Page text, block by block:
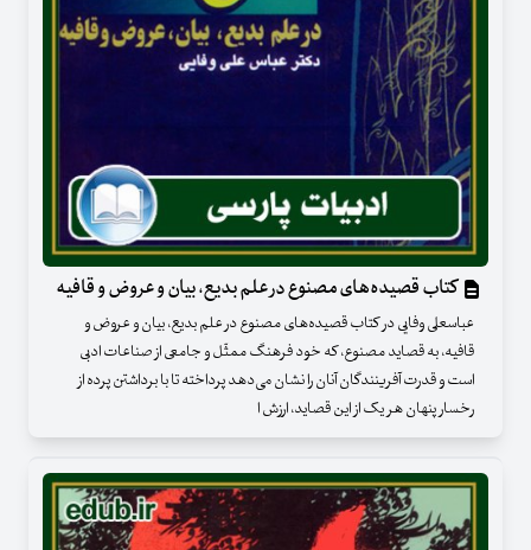
کتاب قصیده‌های مصنوع در علم بدیع، بیان و عروض و قافیه
عباسعلی وفایی در کتاب قصیده‌های مصنوع در علم بدیع، بیان و عروض و
قافیه، به قصاید مصنوع، که خود فرهنگ ممثّل و جامعی از صناعات ادبی
است و قدرت آفرینندگان آنان را نشان می‌دهد پرداخته تا با برداشتن پرده از
رخسار پنهان هر یک از این قصاید، ارزش ا